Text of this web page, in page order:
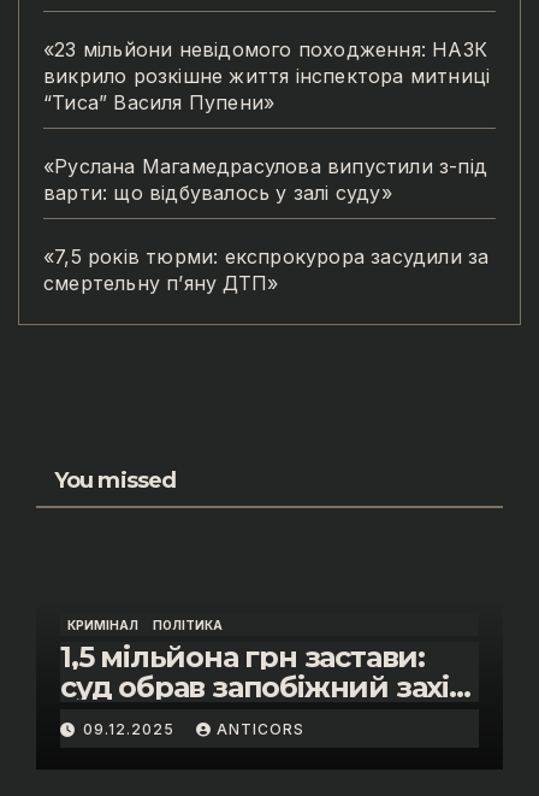
«23 мільйони невідомого походження: НАЗК
викрило розкішне життя інспектора митниці
“Тиса” Василя Пупени»
«Руслана Магамедрасулова випустили з-під
варти: що відбувалось у залі суду»
«7,5 років тюрми: експрокурора засудили за
смертельну п’яну ДТП»
You missed
КРИМІНАЛ ПОЛІТИКА
1,5 мільйона грн застави:
суд обрав запобіжний захід
помічнику нардепки Анни
Скороход у справі про
«санкційний підкуп»
09.12.2025 ANTICORS